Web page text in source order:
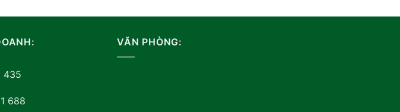
435
688
VĂN PHÒNG: